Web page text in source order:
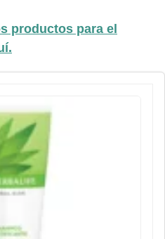
productos para el